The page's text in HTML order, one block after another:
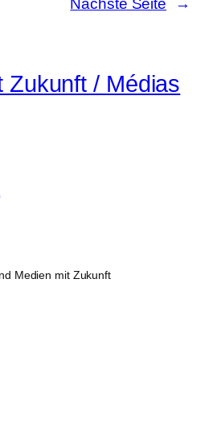
Nächste Seite →
Zukunft / Médias
Medien mit Zukunft